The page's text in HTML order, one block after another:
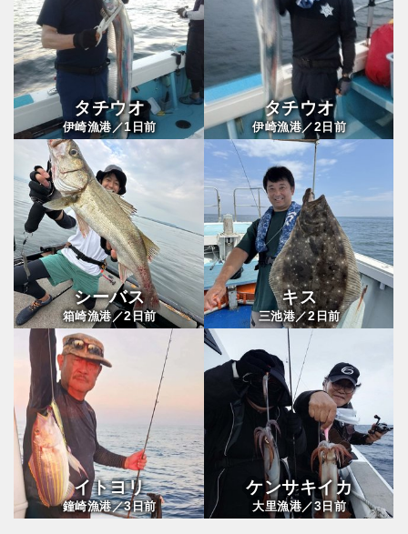
タチウオ
伊崎漁港／1 日前
タチウオ
伊崎漁港／2日前
シーバス
箱崎漁港／2日前
キス
三池港／2 日前
イトヨリ
鐘崎漁港／3日前
ケンサキイカ
大里漁港／3日前